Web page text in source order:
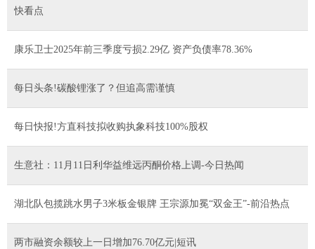
快看点
康乐卫士2025年前三季度亏损2.29亿 资产负债率78.36%
每日头条!碳酸锂涨了？但追高需谨慎
每日快报!方直科技拟收购执象科技100%股权
生意社：11月11日利华益维远丙酮价格上调-今日热闻
湖北队包揽跳水男子3米板金银牌 王宗源加冕“双金王”-前沿热点
两市融资余额较上一日增加76.70亿元|短讯